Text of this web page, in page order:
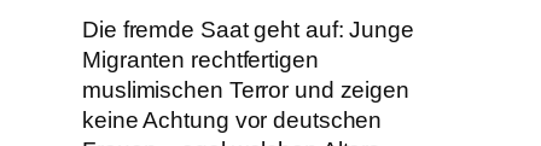
Die fremde Saat geht auf: Junge
Migranten rechtfertigen
muslimischen Terror und zeigen
keine Achtung vor deutschen